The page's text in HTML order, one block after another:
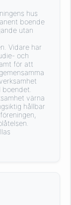
hus
boende
utan
Vidare har
och
för att
värna
hållbar